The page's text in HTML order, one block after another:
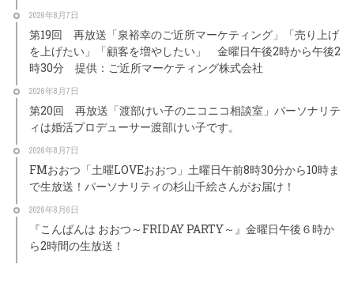
2026年8月7日
第19回 再放送「泉裕幸のご近所マーケティング」「売り上げ
を上げたい」「顧客を増やしたい」 金曜日午後2時から午後2
時30分 提供：ご近所マーケティング株式会社
2026年8月7日
第20回 再放送「渡部けい子のニコニコ相談室」パーソナリテ
ィは婚活プロデューサー渡部けい子です。
2026年8月7日
FMおおつ「土曜LOVEおおつ」土曜日午前8時30分から10時ま
で生放送！パーソナリティの杉山千絵さんがお届け！
2026年8月6日
『こんばんは おおつ～FRIDAY PARTY～』金曜日午後６時か
ら2時間の生放送！